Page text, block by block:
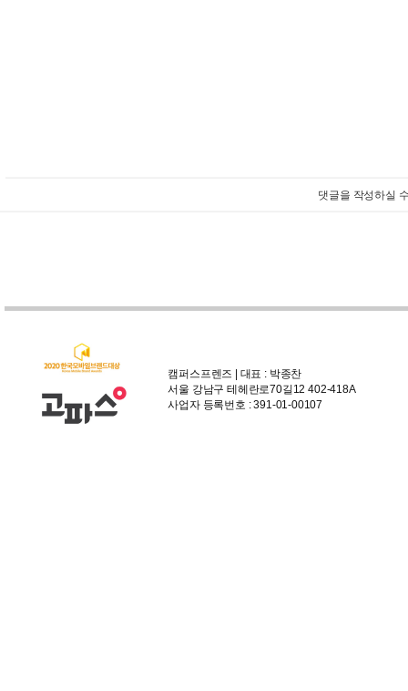
댓글을 작성하실
캠퍼스프렌즈 | 대표 : 박종찬
서울 강남구 테헤란로70길12 402-418A
사업자 등록번호 : 391-01-00107